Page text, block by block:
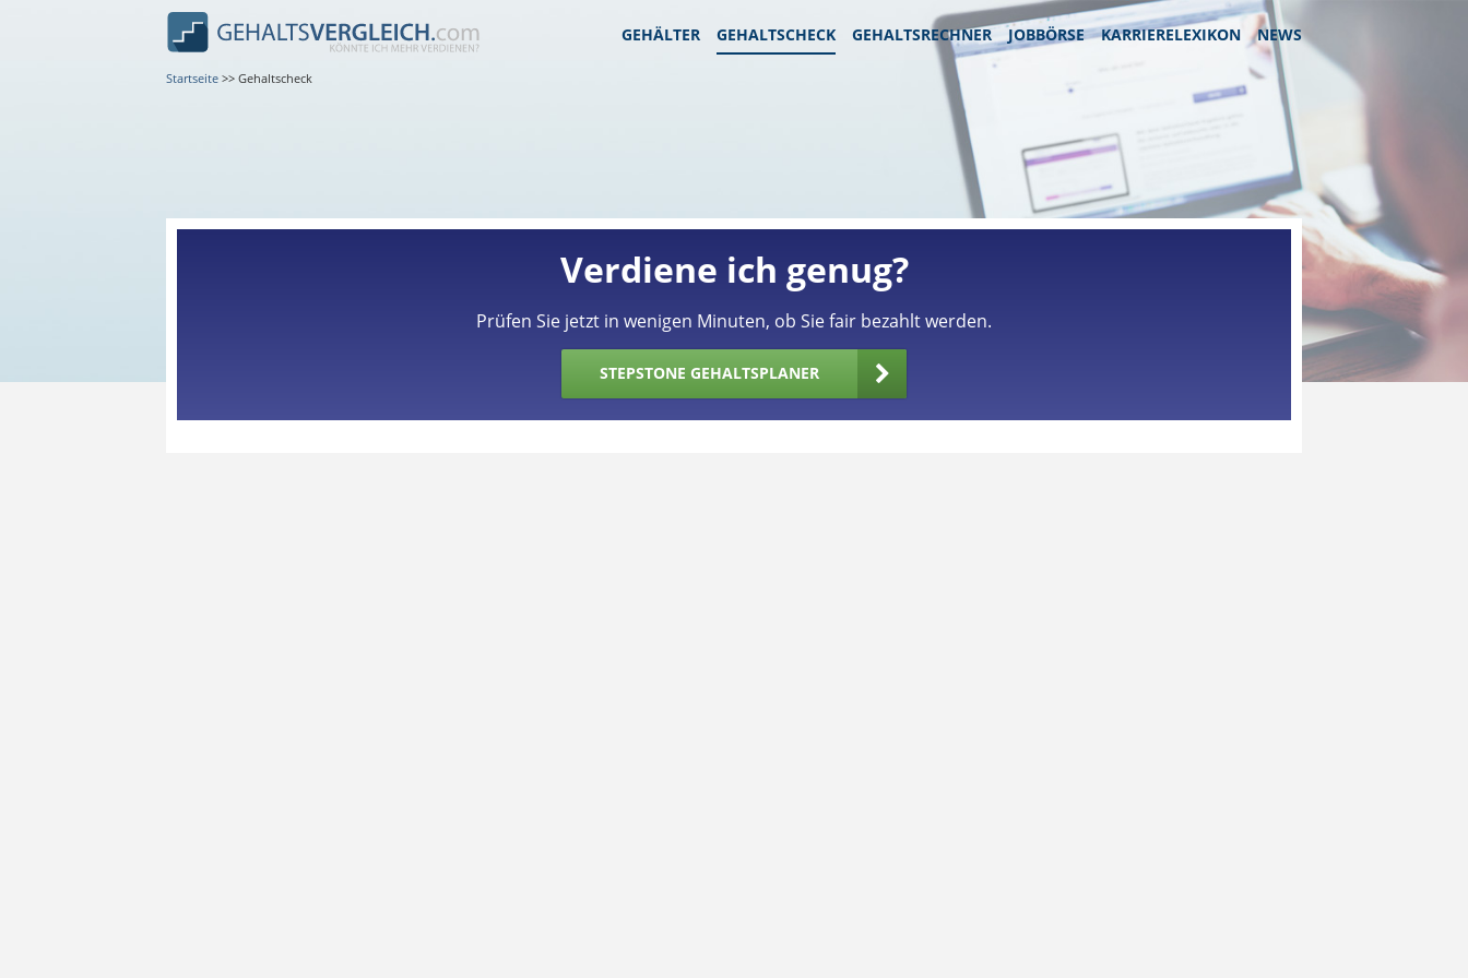
GEHÄLTER GEHALTSCHECK GEHALTSRECHNER JOBBÖRSE KARRIERELEXIKON NEWS
Startseite >> Gehaltscheck
Verdiene ich genug?
Prüfen Sie jetzt in wenigen Minuten, ob Sie fair bezahlt werden.
STEPSTONE GEHALTSPLANER